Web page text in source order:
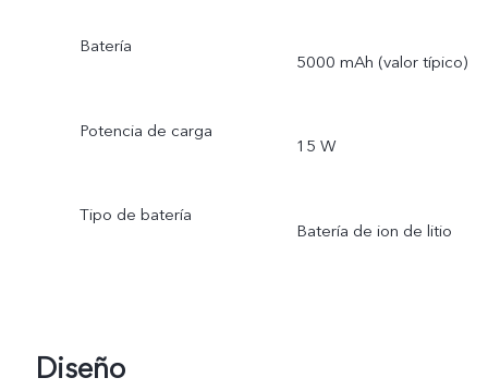
Batería
5000 mAh (valor típico)
Potencia de carga
15 W
Tipo de batería
Batería de ion de litio
Diseño